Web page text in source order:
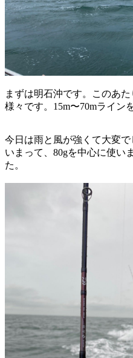
まずは明石沖です。このあ
様々です。15m〜70mライン
今日は雨と風が強くて大変
いまって、80gを中心に使い
た。